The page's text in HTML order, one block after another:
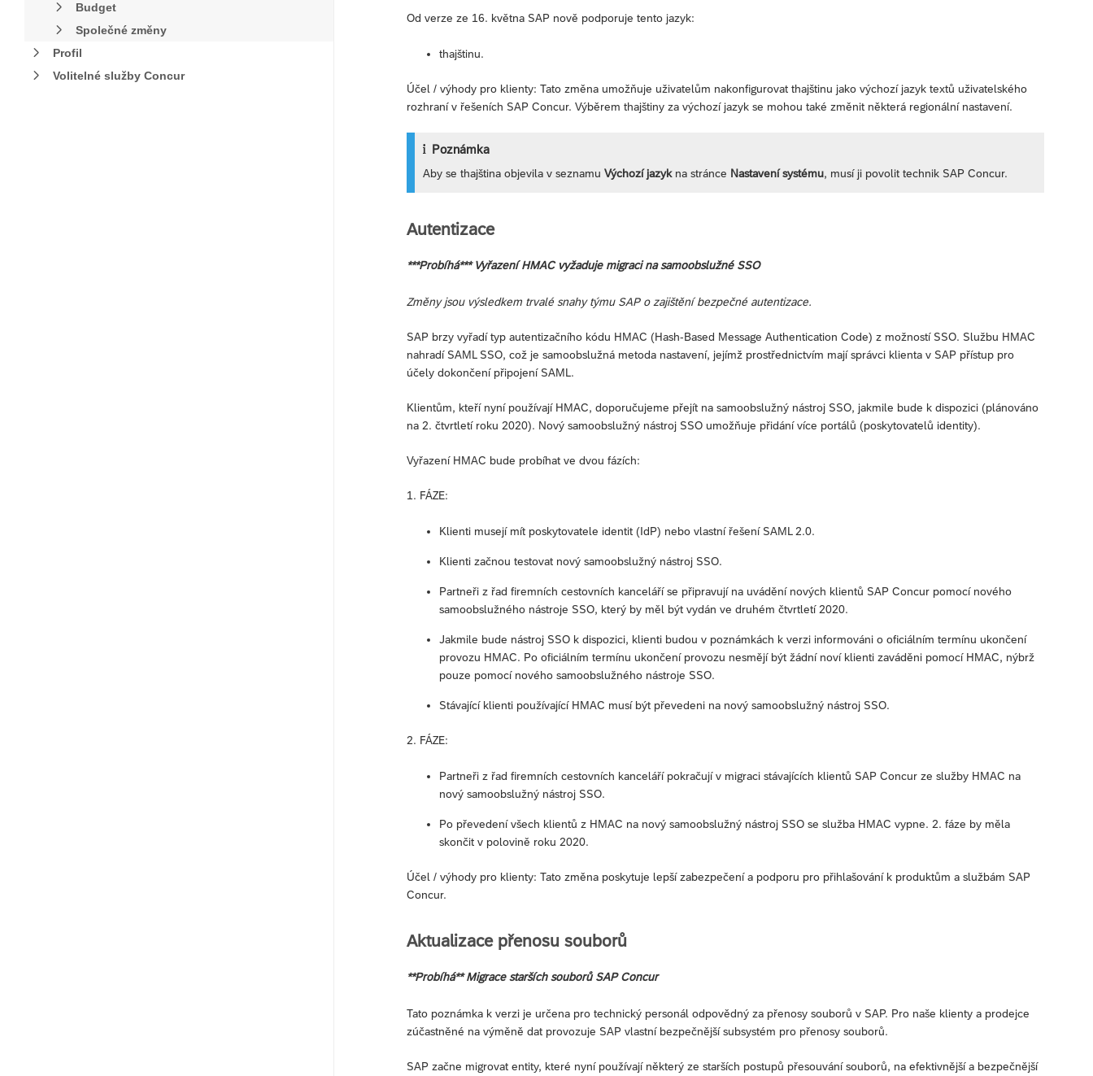
Budget
Společné změny
Profil
Volitelné služby Concur
Od verze ze 16. května SAP nově podporuje tento jazyk:
thajštinu.
Účel / výhody pro klienty: Tato změna umožňuje uživatelům nakonfigurovat thajštinu jako výchozí jazyk textů uživatelského
rozhraní v řešeních SAP Concur. Výběrem thajštiny za výchozí jazyk se mohou také změnit některá regionální nastavení.
Poznámka
Aby se thajština objevila v seznamuVýchozí jazykna stránce Nastavení systému, musí ji povolit technik SAP Concur.
Autentizace
***Probíhá*** Vyřazení HMAC vyžaduje migraci na samoobslužné SSO
Změny jsou výsledkem trvalé snahy týmu SAP o zajištění bezpečné autentizace.
SAP brzy vyřadí typ autentizačního kódu HMAC (Hash-Based Message Authentication Code) z možností SSO. Službu HMAC
nahradí SAML SSO, což je samoobslužná metoda nastavení, jejímž prostřednictvím mají správci klienta v SAP přístup pro
účely dokončení připojení SAML.
Klientům, kteří nyní používají HMAC, doporučujeme přejít na samoobslužný nástroj SSO, jakmile bude k dispozici (plánováno
na 2. čtvrtletí roku 2020). Nový samoobslužný nástroj SSO umožňuje přidání více portálů (poskytovatelů identity).
Vyřazení HMAC bude probíhat ve dvou fázích:
1. FÁZE:
Klienti musejí mít poskytovatele identit (IdP) nebo vlastní řešení SAML 2.0.
Klienti začnou testovat nový samoobslužný nástroj SSO.
Partneři z řad firemních cestovních kanceláří se připravují na uvádění nových klientů SAP Concur pomocí nového
samoobslužného nástroje SSO, který by měl být vydán ve druhém čtvrtletí 2020.
Jakmile bude nástroj SSO k dispozici, klienti budou v poznámkách k verzi informováni o oficiálním termínu ukončení
provozu HMAC. Po oficiálním termínu ukončení provozu nesmějí být žádní noví klienti zaváděni pomocí HMAC, nýbrž
pouze pomocí nového samoobslužného nástroje SSO.
Stávající klienti používající HMAC musí být převedeni na nový samoobslužný nástroj SSO.
2. FÁZE:
Partneři z řad firemních cestovních kanceláří pokračují v migraci stávajících klientů SAP Concur ze služby HMAC na
nový samoobslužný nástroj SSO.
Po převedení všech klientů z HMAC na nový samoobslužný nástroj SSO se služba HMAC vypne. 2. fáze by měla
skončit v polovině roku 2020.
Účel / výhody pro klienty: Tato změna poskytuje lepší zabezpečení a podporu pro přihlašování k produktům a službám SAP
Concur.
Aktualizace přenosu souborů
**Probíhá** Migrace starších souborů SAP Concur
Tato poznámka k verzi je určena pro technický personál odpovědný za přenosy souborů v SAP. Pro naše klienty a prodejce
zúčastněné na výměně dat provozuje SAP vlastní bezpečnější subsystém pro přenosy souborů.
SAP začne migrovat entity, které nyní používají některý ze starších postupů přesouvání souborů, na efektivnější a bezpečnější